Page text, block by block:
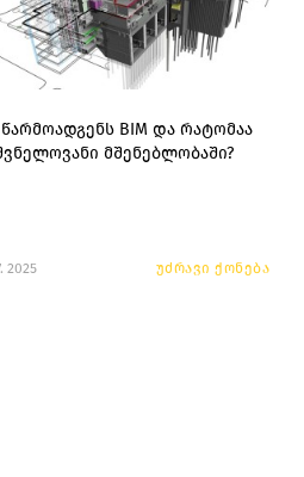
BIM და რატომაა
მშენებლობაში?
2025 უძრავი ქონება